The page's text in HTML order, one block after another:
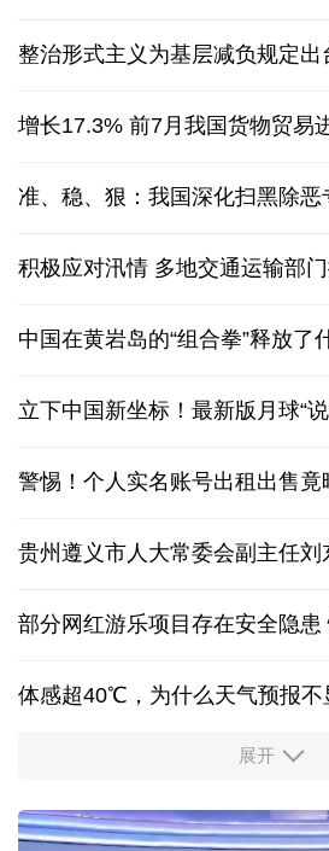
整治形式主义为基层减负规定
增长17.3% 前7月我国货物贸易
准、稳、狠：我国深化扫黑除
积极应对汛情 多地交通运输部
中国在黄岩岛的“组合拳”释放了
立下中国新坐标！最新版月球“
警惕！个人实名账号出租出售
贵州遵义市人大常委会副主任刘
部分网红游乐项目存在安全隐患
体感超40℃，为什么天气预报不
服务实体经济 财政金融打出“组合
31省份上半年外贸成绩单出炉
展开